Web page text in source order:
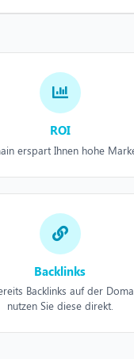
ROI
erspart Ihnen hohe
Backlinks
Backlinks auf der
nutzen Sie diese direkt.